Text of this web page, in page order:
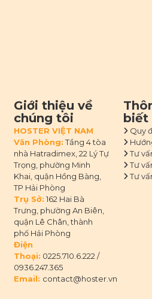
Giới thiệu về
chúng tôi
HOSTER VIỆT NAM
Văn Phòng:Tầng 4 tòa
nhà Hatradimex, 22 Lý Tự
Trọng, phường Minh
Khai, quận Hồng Bàng,
TP Hải Phòng
Trụ Sở: 162 Hai Bà
Trưng, phường An Biên,
quận Lê Chân, thành
phố Hải Phòng
Điện
Thoại: 0225.710.6.222 /
0936.247.365
Email: contact@hoster.vn
biết
Quy
Tư
Tư
Tư